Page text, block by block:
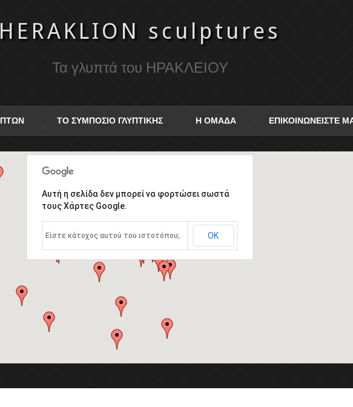
HERAKLION sculptures
Τα γλυπτά του ΗΡΑΚΛΕΙΟΥ
ΤΟ ΣΥΜΠΟΣΙΟ ΓΛΥΠΤΙΚΗΣ Η ΟΜΑΔΑ ΕΠΙΚΟΙΝΩΝΕΙΣΤΕ
Αυτή η σελίδα δεν μπορεί να φορτώσει σωστά
τους Χάρτες Google.
Είστε κάτοχος αυτού του ιστοτόπου; ΟΚ